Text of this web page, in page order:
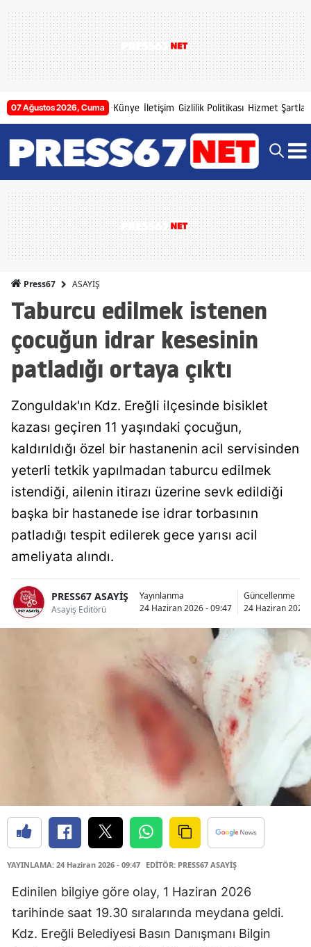
07 Ağustos 2026, Cuma Künye İletişim Gizlilik Politikası Hizmet Şartları
Press67 ASAYİŞ
Taburcu edilmek istenen
çocuğun idrar kesesinin
patladığı ortaya çıktı
Zonguldak'ın Kdz. Ereğli ilçesinde bisiklet
kazası geçiren 11 yaşındaki çocuğun,
kaldırıldığı özel bir hastanenin acil servisinden
yeterli tetkik yapılmadan taburcu edilmek
istendiği, ailenin itirazı üzerine sevk edildiği
başka bir hastanede ise idrar torbasının
patladığı tespit edilerek gece yarısı acil
ameliyata alındı.
PRESS67 ASAYİŞ
Asayiş Editörü
Yayınlanma
24 Haziran 2026 - 09:47
Güncellenme
24 Haziran 2026
YAYINLAMA: 24 Haziran 2026 - 09:47 EDİTÖR: PRESS67 ASAYİŞ
Edinilen bilgiye göre olay, 1 Haziran 2026
tarihinde saat 19.30 sıralarında meydana geldi.
Kdz. Ereğli Belediyesi Basın Danışmanı Bilgin